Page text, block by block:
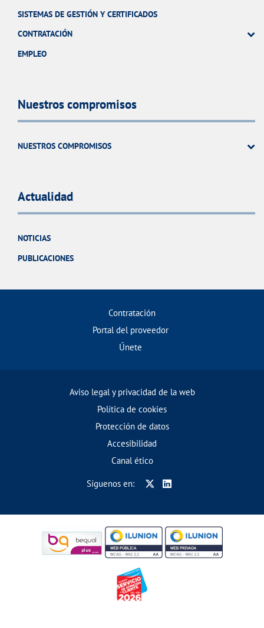
SISTEMAS DE GESTIÓN Y CERTIFICADOS
CONTRATACIÓN
EMPLEO
Nuestros compromisos
NUESTROS COMPROMISOS
Actualidad
NOTICIAS
PUBLICACIONES
Contratación
Portal del proveedor
Únete
Aviso legal y privacidad de la web
Política de cookies
Protección de datos
Accesibilidad
Canal ético
Síguenos en: